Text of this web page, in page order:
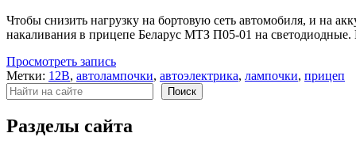
Чтобы снизить нагрузку на бортовую сеть автомобиля, и на
накаливания в прицепе Беларус МТЗ П05-01 на светодиодные.
Просмотреть запись
Метки: 12В, автолампочки, автоэлектрика, лампочки, прицеп
Поиск
Поиск
Разделы сайта